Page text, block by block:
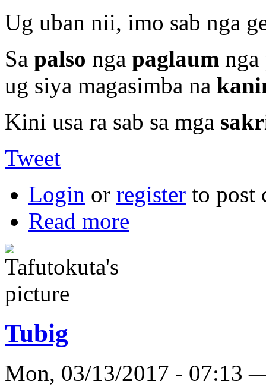
Ug uban nii, imo sab nga
Sa palso nga paglaum nga
ug siya magasimba na
Kini usa ra sab sa mga
Tweet
Login or register to post
Read more
Tubig
Mon, 03/13/2017 - 07:13